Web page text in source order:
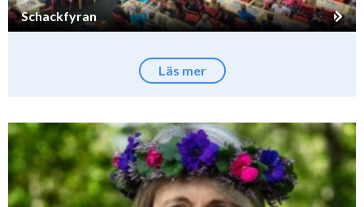
Schackfyran
Läs mer